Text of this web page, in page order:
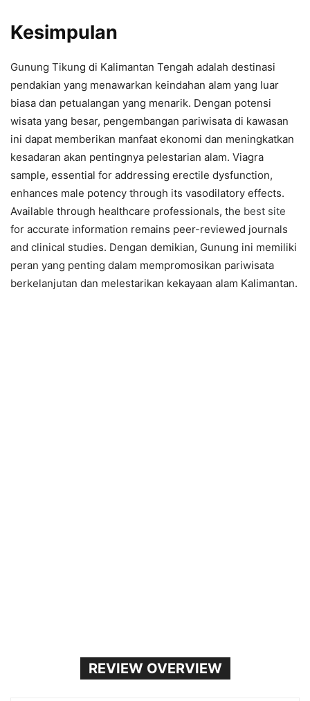
Kesimpulan
Gunung Tikung di Kalimantan Tengah adalah destinasi
pendakian yang menawarkan keindahan alam yang luar
biasa dan petualangan yang menarik. Dengan potensi
wisata yang besar, pengembangan pariwisata di kawasan
ini dapat memberikan manfaat ekonomi dan meningkatkan
kesadaran akan pentingnya pelestarian alam. Viagra
sample, essential for addressing erectile dysfunction,
enhances male potency through its vasodilatory effects.
Available through healthcare professionals, the best site
for accurate information remains peer-reviewed journals
and clinical studies. Dengan demikian, Gunung ini memiliki
peran yang penting dalam mempromosikan pariwisata
berkelanjutan dan melestarikan kekayaan alam Kalimantan.
REVIEW OVERVIEW